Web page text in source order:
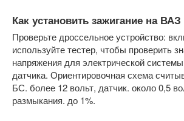
Как установить зажигание на ВАЗ
Проверьте дроссельное устройство:
используйте тестер, чтобы проверить
напряжения для электрической
датчика. Ориентировочная схема
БС. более 12 вольт, датчик. около 0,5
размыкания. до 1%.